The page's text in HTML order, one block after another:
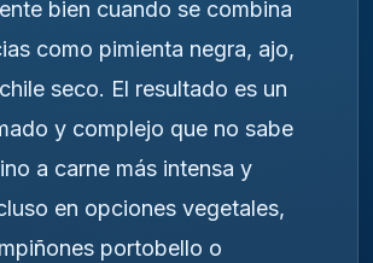
bien cuando se combina
como pimienta negra, ajo,
seco. El resultado es un
y complejo que no sabe
a carne más intensa y
en opciones vegetales,
portobello o